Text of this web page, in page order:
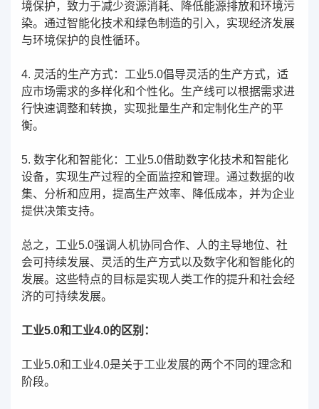
境保护，致力于减少资源消耗、降低能源排放和环境污
染。通过智能化技术和绿色制造的引入，实现经济发展
与环境保护的良性循环。
4. 灵活的生产方式：工业5.0倡导灵活的生产方式，适
应市场需求的多样化和个性化。生产线可以根据需求进
行快速调整和转换，实现批量生产和定制化生产的平
衡。
5. 数字化和智能化：工业5.0借助数字化技术和智能化
设备，实现生产过程的全面监控和管理。通过数据的收
集、分析和应用，提高生产效率、降低成本，并为企业
提供决策支持。
总之，工业5.0强调人机协同合作、人的主导地位、社
会可持续发展、灵活的生产方式以及数字化和智能化的
发展。这些特点的目标是实现人类工作的提升和社会经
济的可持续发展。
工业5.0和工业4.0的区别：
工业5.0和工业4.0是关于工业发展的两个不同的理念和
阶段。